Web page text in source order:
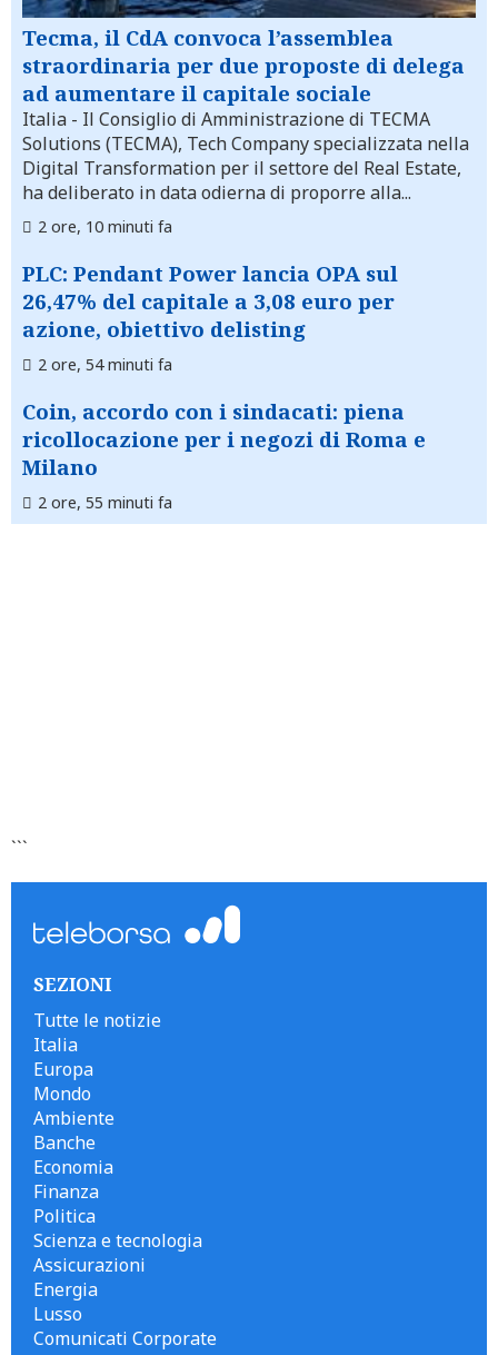
Tecma, il CdA convoca l’assemblea
straordinaria per due proposte di delega
ad aumentare il capitale sociale
Italia - Il Consiglio di Amministrazione di TECMA
Solutions (TECMA), Tech Company specializzata nella
Digital Transformation per il settore del Real Estate,
ha deliberato in data odierna di proporre alla...
2 ore, 10 minuti fa
PLC: Pendant Power lancia OPA sul
26,47% del capitale a 3,08 euro per
azione, obiettivo delisting
2 ore, 54 minuti fa
Coin, accordo con i sindacati: piena
ricollocazione per i negozi di Roma e
Milano
2 ore, 55 minuti fa
```
SEZIONI
Tutte le notizie
Italia
Europa
Mondo
Ambiente
Banche
Economia
Finanza
Politica
Scienza e tecnologia
Assicurazioni
Energia
Lusso
Comunicati Corporate